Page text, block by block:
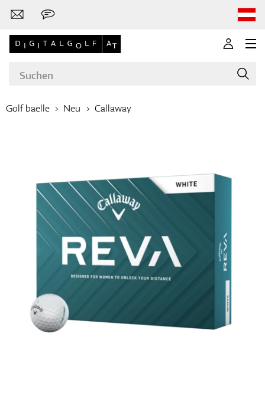
Golfschläger
Bekleidung
Golf baelle Neu Callaway